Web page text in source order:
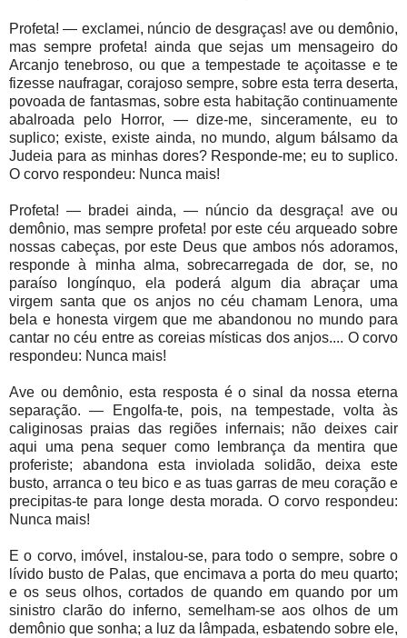
Profeta! — exclamei, núncio de desgraças! ave ou demônio,
mas sempre profeta! ainda que sejas um mensageiro do
Arcanjo tenebroso, ou que a tempestade te açoitasse e te
fizesse naufragar, corajoso sempre, sobre esta terra deserta,
povoada de fantasmas, sobre esta habitação continuamente
abalroada pelo Horror, — dize-me, sinceramente, eu to
suplico; existe, existe ainda, no mundo, algum bálsamo da
Judeia para as minhas dores? Responde-me; eu to suplico.
O corvo respondeu: Nunca mais!
Profeta! — bradei ainda, — núncio da desgraça! ave ou
demônio, mas sempre profeta! por este céu arqueado sobre
nossas cabeças, por este Deus que ambos nós adoramos,
responde à minha alma, sobrecarregada de dor, se, no
paraíso longínquo, ela poderá algum dia abraçar uma
virgem santa que os anjos no céu chamam Lenora, uma
bela e honesta virgem que me abandonou no mundo para
cantar no céu entre as coreias místicas dos anjos.... O corvo
respondeu: Nunca mais!
Ave ou demônio, esta resposta é o sinal da nossa eterna
separação. — Engolfa-te, pois, na tempestade, volta às
caliginosas praias das regiões infernais; não deixes cair
aqui uma pena sequer como lembrança da mentira que
proferiste; abandona esta inviolada solidão, deixa este
busto, arranca o teu bico e as tuas garras de meu coração e
precipitas-te para longe desta morada. O corvo respondeu:
Nunca mais!
E o corvo, imóvel, instalou-se, para todo o sempre, sobre o
lívido busto de Palas, que encimava a porta do meu quarto;
e os seus olhos, cortados de quando em quando por um
sinistro clarão do inferno, semelham-se aos olhos de um
demônio que sonha; a luz da lâmpada, esbatendo sobre ele,